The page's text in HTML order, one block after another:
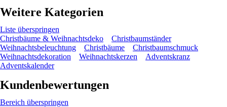
Weitere Kategorien
Liste überspringen
Christbäume & Weihnachtsdeko
Christbaumständer
Weihnachtsbeleuchtung
Christbäume
Christbaumschmuck
Weihnachtsdekoration
Weihnachtskerzen
Adventskranz
Adventskalender
Kundenbewertungen
Bereich überspringen